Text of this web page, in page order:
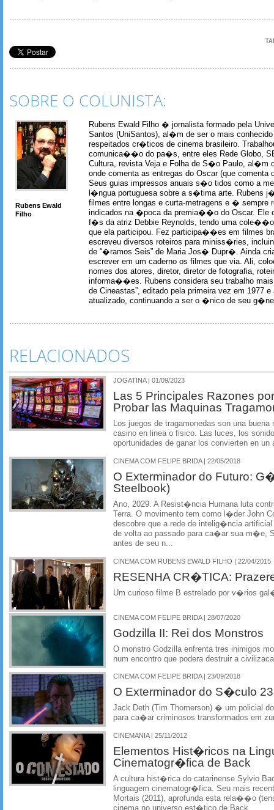
SOBRE O COLUNISTA:
Rubens Ewald
Filho
Rubens Ewald Filho � jornalista formado pela
Santos (UniSantos), al�m de ser o mais
respeitados cr�ticos de cinema brasileiro.
comunica��o do pa�s, entre eles Rede Globo,
Cultura, revista Veja e Folha de S�o Paulo, al�m
onde comenta as entregas do Oscar (que comenta
Seus guias impressos anuais s�o tidos como a
l�ngua portuguesa sobre a s�tima arte. Rubens
filmes entre longas e curta-metragens e � sempre
indicados na �poca da premia��o do Oscar. Ele
f�s da atriz Debbie Reynolds, tendo uma
que ela participou. Fez participa��es em filmes
escreveu diversos roteiros para miniss�ries,
de “�ramos Seis” de Maria Jos� Dupr�. Ainda
escrever em um caderno os filmes que via. Ali,
nomes dos atores, diretor, diretor de fotografia,
informa��es. Rubens considera seu trabalho
de Cineastas”, editado pela primeira vez em 1977 e
atualizado, continuando a ser o �nico de seu
RELACIONADOS
JOGATINA | 01/09/2023
Las 5 Principales Razones
Probar las Maquinas
Los juegos de tragamonedas son una
casino en linea o fisico. Las luces, los
oportunidades de ganar los convierten en un
CINEMA COM FELIPE BRIDA | 22/05/2018
O Exterminador do Futuro:
Steelbook)
Ano, 2029. A Resist�ncia Humana luta
Terra. O movimento tem como l�der John
descobre que a rede de intelig�ncia
de volta ao passado para ca�ar sua m�e,
antes de seu n...
CINEMA COM RUBENS EWALD FILHO | 22/04/2015
RESENHA CR�TICA:
Um curioso filme B estrelado por v�rios
CINEMA COM FELIPE BRIDA | 28/07/2020
Godzilla II: Rei dos Monstros
O monstro Godzilla enfrenta tres inimigos
num encontro que podera destruir a
CINEMA COM FELIPE BRIDA | 23/09/2018
O Exterminador do S�culo 23
Jack Deth (Tim Thomerson) � um policial
para ca�ar criminosos transformados em
CINEMANIA | 25/11/2012
Elementos Hist�ricos na
Cinematogr�fica de Back
A cultura hist�rica do catarinense Sylvio
linguagem cinematogr�fica. Seu mais
Mortais (2011), aprofunda esta rela��o
cinema no universo est�tico de Back.